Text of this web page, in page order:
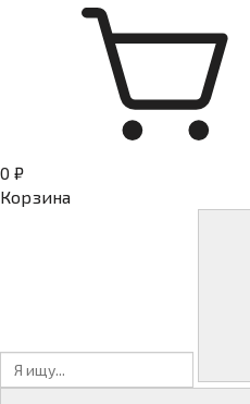
0 ₽
Корзина